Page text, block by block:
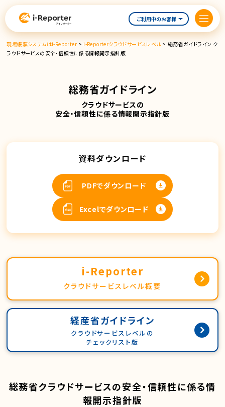
容
ご利用中のお客様
現場帳票システムはi-Reporter >i-Reporterクラウドサービスレベル> 総務省ガイドライン ク
ラウドサービスの安全・信頼性に係る情報開示指針版
総務省ガイドライン
クラウドサービスの
安全・信頼性に係る情報開示指針版
資料ダウンロード
PDFでダウンロード
Excelでダウンロード
i-Reporter
クラウドサービスレベル概要
経産省ガイドライン
クラウドサービスレベルの
チェックリスト版
総務省クラウドサービスの安全・信頼性に係る情
報開示指針版